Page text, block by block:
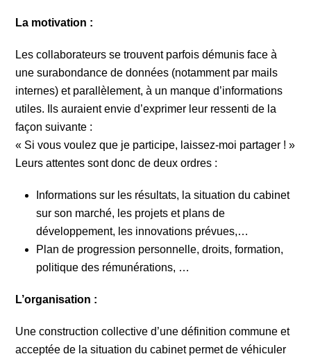
La motivation :
Les collaborateurs se trouvent parfois démunis face à
une surabondance de données (notamment par mails
internes) et parallèlement, à un manque d’informations
utiles. Ils auraient envie d’exprimer leur ressenti de la
façon suivante :
« Si vous voulez que je participe, laissez-moi partager ! »
Leurs attentes sont donc de deux ordres :
Informations sur les résultats, la situation du cabinet
sur son marché, les projets et plans de
développement, les innovations prévues,…
Plan de progression personnelle, droits, formation,
politique des rémunérations, …
L’organisation :
Une construction collective d’une définition commune et
acceptée de la situation du cabinet permet de véhiculer